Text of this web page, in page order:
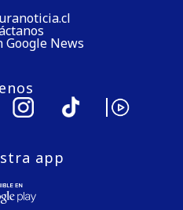
Google News
app